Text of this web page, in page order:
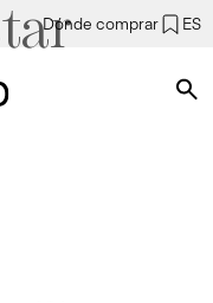
Dónde comprar ES